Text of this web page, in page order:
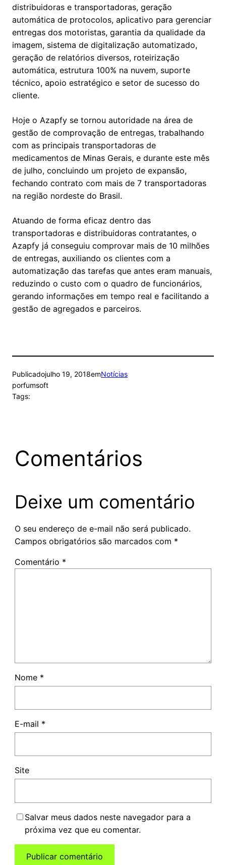
distribuidoras e transportadoras, geração
automática de protocolos, aplicativo para gerenciar
entregas dos motoristas, garantia da qualidade da
imagem, sistema de digitalização automatizado,
geração de relatórios diversos, roteirização
automática, estrutura 100% na nuvem, suporte
técnico, apoio estratégico e setor de sucesso do
cliente.
Hoje o Azapfy se tornou autoridade na área de
gestão de comprovação de entregas, trabalhando
com as principais transportadoras de
medicamentos de Minas Gerais, e durante este mês
de julho, concluindo um projeto de expansão,
fechando contrato com mais de 7 transportadoras
na região nordeste do Brasil.
Atuando de forma eficaz dentro das
transportadoras e distribuidoras contratantes, o
Azapfy já conseguiu comprovar mais de 10 milhões
de entregas, auxiliando os clientes com a
automatização das tarefas que antes eram manuais,
reduzindo o custo com o quadro de funcionários,
gerando informações em tempo real e facilitando a
gestão de agregados e parceiros.
Publicadojulho 19, 2018emNotícias
porfumsoft
Tags:
Comentários
Deixe um comentário
O seu endereço de e-mail não será publicado.
Campos obrigatórios são marcados com *
Comentário *
Nome *
E-mail *
Site
Salvar meus dados neste navegador para a
próxima vez que eu comentar.